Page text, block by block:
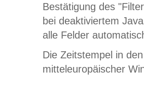
Bestätigung des
bei deaktiviertem
alle Felder
Die Zeitstempel in
mitteleuropäischer